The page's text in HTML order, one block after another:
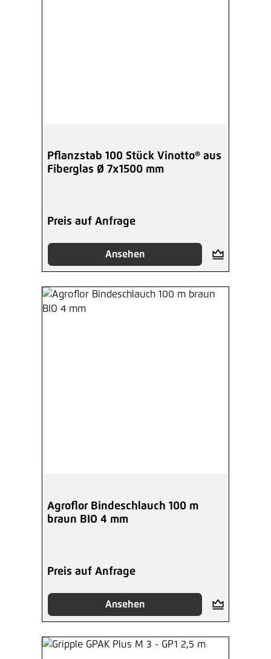
Pflanzstab 100 Stück Vinotto® aus
Fiberglas Ø 7x1500 mm
Preis auf Anfrage
Ansehen
Agroflor Bindeschlauch 100 m
braun BIO 4 mm
Preis auf Anfrage
Ansehen